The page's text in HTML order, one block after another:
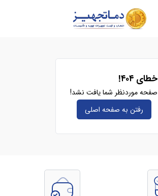
خطای ۴۰۴!
صفحه موردنظر شما یافت نشد!
رفتن به صفحه‌ اصلی